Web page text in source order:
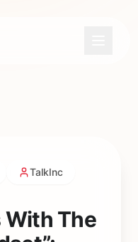
TalkInc
With The